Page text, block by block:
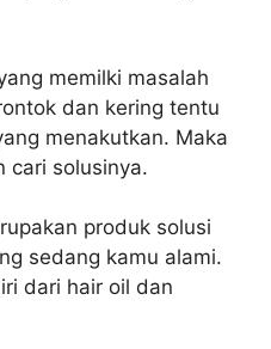
memilki masalah
dan kering tentu
menakutkan. Maka
cari solusinya.
produk solusi
sedang kamu alami.
dari hair oil dan